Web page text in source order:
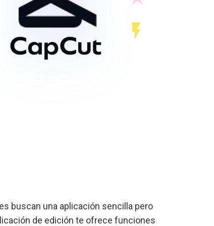
buscan una aplicación sencilla pero
de edición te ofrece funciones